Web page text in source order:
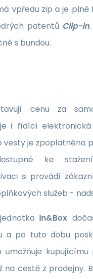
vpředu zip a je plně
patentů Clip-in
s bundou.
cenu za
je i řídící
je zpoplatněna
ke
si provádí
služeb -
In&Box
a po tuto dobu
umožňuje
na cestě z prodejny.